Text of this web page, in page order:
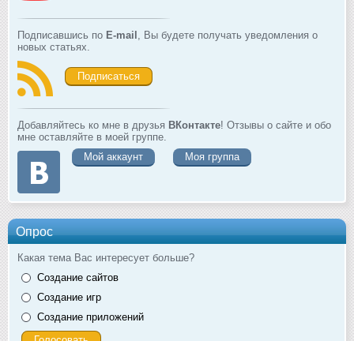
Подписавшись по E-mail , Вы будете получать уведомления о
новых статьях.
Подписаться
Добавляйтесь ко мне в друзья ВКонтакте! Отзывы о сайте и обо
мне оставляйте в моей группе.
Мой аккаунт
Моя группа
Опрос
Какая тема Вас интересует больше?
Создание сайтов
Создание игр
Создание приложений